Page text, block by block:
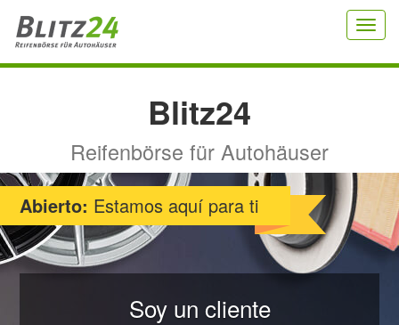
Blitz24
Reifenbörse für Autohäuser
Abierto: Estamos aquí para ti
Soy un cliente